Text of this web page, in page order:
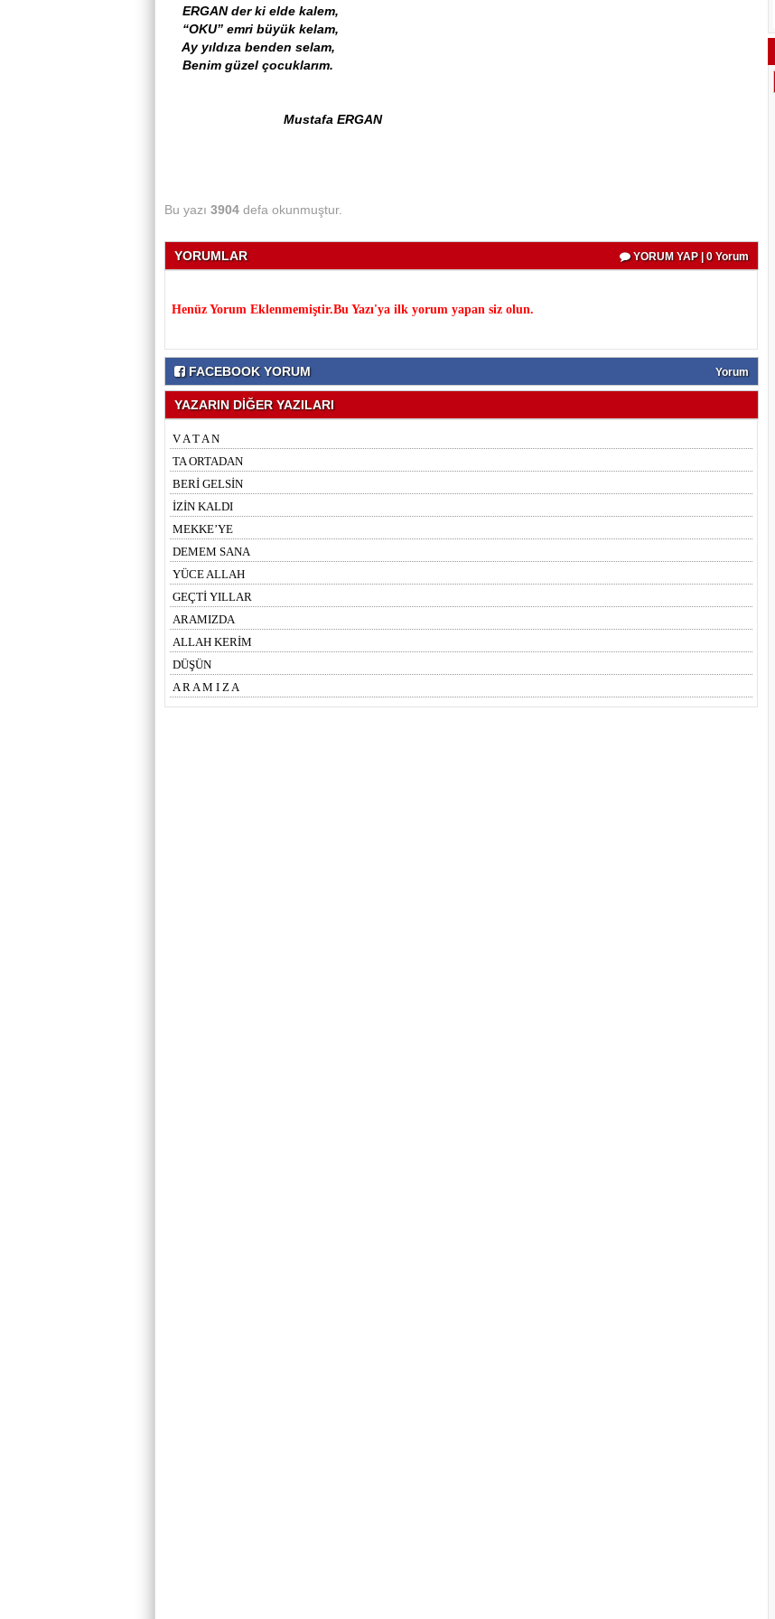
ERGAN der ki elde kalem,
“OKU” emri büyük kelam,
Ay yıldıza benden selam,
Benim güzel çocuklarım.
Mustafa ERGAN
Bu yazı 3904 defa okunmuştur.
YORUMLAR YORUM YAP | 0 Yorum
Henüz Yorum Eklenmemiştir.Bu Yazı'ya ilk yorum yapan siz olun.
FACEBOOK YORUM Yorum
YAZARIN DİĞER YAZILARI
V A T A N
TA ORTADAN
BERİ GELSİN
İZİN KALDI
MEKKE’YE
DEMEM SANA
YÜCE ALLAH
GEÇTİ YILLAR
ARAMIZDA
ALLAH KERİM
DÜŞÜN
A R A M I Z A